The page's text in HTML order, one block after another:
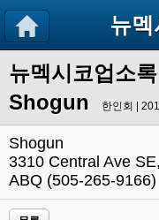
뉴멕
뉴멕시코업소록
Shogun
한인회 |
Shogun
3310 Central Ave SE,
ABQ (505-265-9166)